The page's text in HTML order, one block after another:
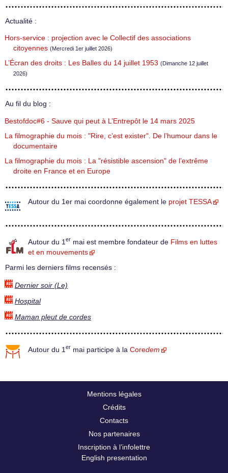
Actualité :
Hors-service : projection avec le Collectif des associations
citoyennes (Mercredi 1er juillet 2026)
L’Écran des droits : Les Balles du 14 juillet 1953 (Dimanche 12 juillet
2026)
Au fil du blog :
Bestofdoc#6 - Sauve qui peut à L’Entrepôt le 14 mars 2025
La filmographie du mois : "Rire, c’est exister". De l’humour dans le
documentaire
La filmographie du mois : La "résistible ascension" de l’extrême
droite en France et en Europe
Autour du 1er mai coordonne également le projet TESSA
Autour du 1 er mai est membre fondateur de Films en luttes
et en mouvements
Parmi les derniers films recensés :
Dernier soir (Le)
Hospital
Maman pleut de cordes
Autour du 1 er mai participe à la Coredem
Mentions légales
Crédits
Contacts
Nos partenaires
Inscription à l’infolettre
English presentation